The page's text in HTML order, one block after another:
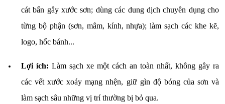
cát bẩn gây xước sơn; dùng các dung dịch chuyên dụng cho
từng bộ phận (sơn, mâm, kính, nhựa); làm sạch các khe kẽ,
logo, hốc bánh...
Lợi ích: Làm sạch xe một cách an toàn nhất, không gây ra
các vết xước xoáy mạng nhện, giữ gìn độ bóng của sơn và
làm sạch sâu những vị trí thường bị bỏ qua.